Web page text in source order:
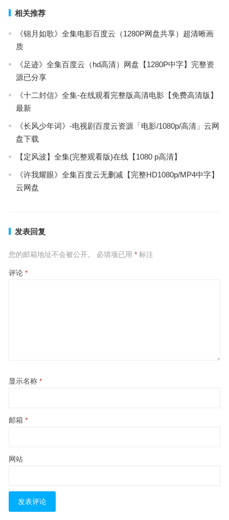
相关推荐
《锦月如歌》全集电影百度云（1280P网盘共享）超清晰画
质
《足迹》全集百度云（hd高清）网盘【1280P中字】完整资
源已分享
《十二封信》全集-在线观看完整版高清电影【免费高清版】
最新
《长风少年词》-电视剧百度云资源「电影/1080p/高清」云网
盘下载
【定风波】全集(完整观看版)在线【1080 p高清】
《许我耀眼》全集百度云无删减【完整HD1080p/MP4中字】
云网盘
发表回复
您的邮箱地址不会被公开。 必填项已用 *标注
评论 *
显示名称 *
邮箱 *
网站